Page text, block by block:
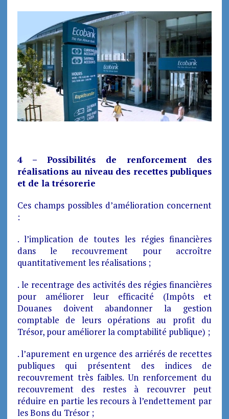
4 – Possibilités de renforcement des
réalisations au niveau des recettes publiques
et de la trésorerie
Ces champs possibles d’amélioration concernent
:
. l’implication de toutes les régies financières
dans le recouvrement pour accroître
quantitativement les réalisations ;
. le recentrage des activités des régies financières
pour améliorer leur efficacité (Impôts et
Douanes doivent abandonner la gestion
comptable de leurs opérations au profit du
Trésor, pour améliorer la comptabilité publique) ;
. l’apurement en urgence des arriérés de recettes
publiques qui présentent des indices de
recouvrement très faibles. Un renforcement du
recouvrement des restes à recouvrer peut
réduire en partie les recours à l’endettement par
les Bons du Trésor ;